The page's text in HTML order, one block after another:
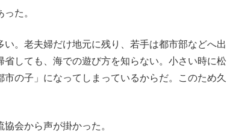
た。
。老夫婦だけ地元に残り、若手は都市部などへ出
しても、海での遊び方を知らない。小さい時に松
の子」になってしまっているからだ。このため久
会から声が掛かった。